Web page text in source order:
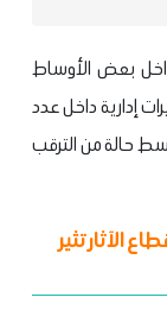
داخل بعض الأوساط
إدارية داخل عدد
حالة من الترقب
الآثار تثير